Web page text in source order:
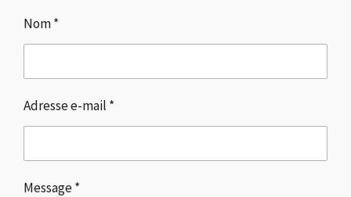
e
r
r
r
r
Nom *
Adresse e-mail *
Message *